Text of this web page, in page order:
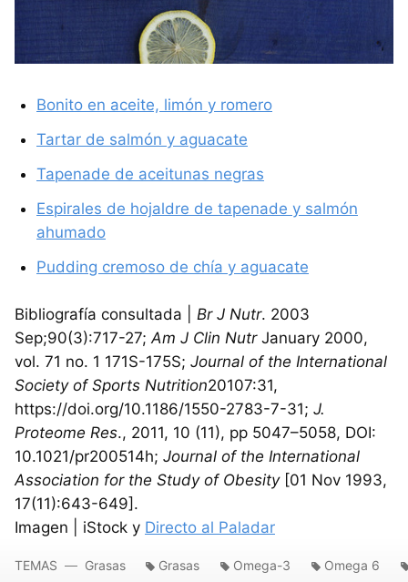
Bonito en aceite, limón y romero
Tartar de salmón y aguacate
Tapenade de aceitunas negras
Espirales de hojaldre de tapenade y salmón
ahumado
Pudding cremoso de chía y aguacate
Bibliografía consultada | Br J Nutr. 2003
Sep;90(3):717-27; Am J Clin NutrJanuary 2000,
vol. 71 no. 1 171S-175S; Journal of the International
Society of Sports Nutrition20107:31,
https://doi.org/10.1186/1550-2783-7-31; J.
Proteome Res., 2011, 10 (11), pp 5047–5058, DOI:
10.1021/pr200514h; Journal of the International
Association for the Study of Obesity[01 Nov 1993,
17(11):643-649].
Imagen | iStock y Directo al Paladar
TEMAS Grasas Grasas Omega-3 Omega 6